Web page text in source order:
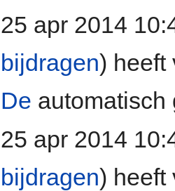
25 apr 2014
bijdragen)
De automatisch
25 apr 2014
bijdragen)